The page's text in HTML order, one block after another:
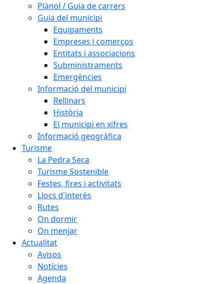
Plànol / Guia de carrers
Guia del municipi
Equipaments
Empreses i comerços
Entitats i associacions
Subministraments
Emergències
Informació del municipi
Rellinars
Història
El municipi en xifres
Informació geogràfica
Turisme
La Pedra Seca
Turisme Sostenible
Festes, fires i activitats
Llocs d'interès
Rutes
On dormir
On menjar
Actualitat
Avisos
Notícies
Agenda